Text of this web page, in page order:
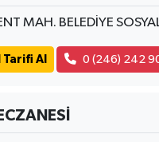
MAH. BELEDİYE
Tarifi Al 0 (246) 242